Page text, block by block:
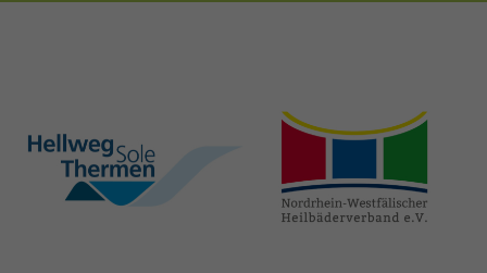
hellweg-sole-
thermen.de
heilbaeder.de